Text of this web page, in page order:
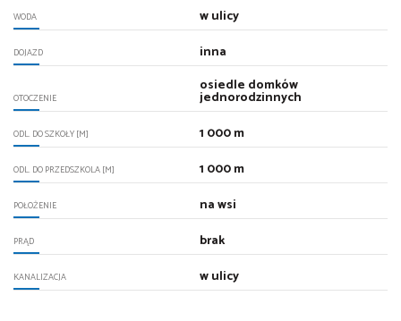
WODA w ulicy
DOJAZD inna
OTOCZENIE
osiedle domków
jednorodzinnych
ODL. DO SZKOŁY [M] 1 000 m
ODL. DO PRZEDSZKOLA [M] 1 000 m
POŁOŻENIE na wsi
PRĄD brak
KANALIZACJA w ulicy